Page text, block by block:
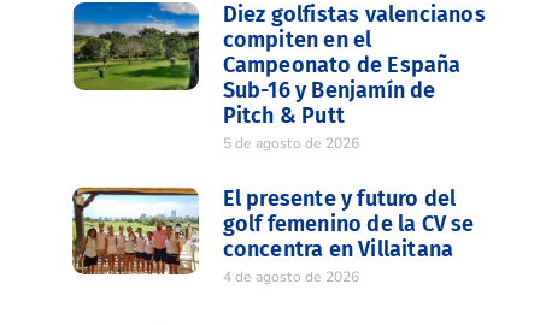
Diez golfistas valencianos
compiten en el
Campeonato de España
Sub-16 y Benjamín de
Pitch & Putt
5 de agosto de 2026
El presente y futuro del
golf femenino de la CV se
concentra en Villaitana
4 de agosto de 2026